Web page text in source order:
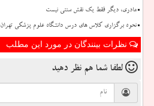
مادری، دیگر فقط یک نقش سنتی نیست
نحوه برگزاری کلاس های درس دانشگاه علوم پزشکی تهران
نظرات بینندگان در مورد این مطلب
لطفا شما هم نظر دهید